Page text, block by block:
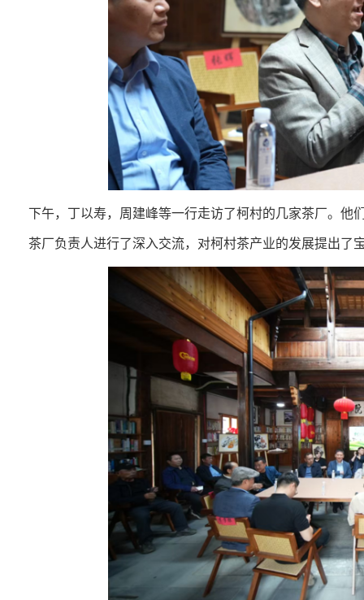
下午，丁以寿，周建峰等一行走访了柯村的几家茶厂。他
茶厂负责人进行了深入交流，对柯村茶产业的发展提出了